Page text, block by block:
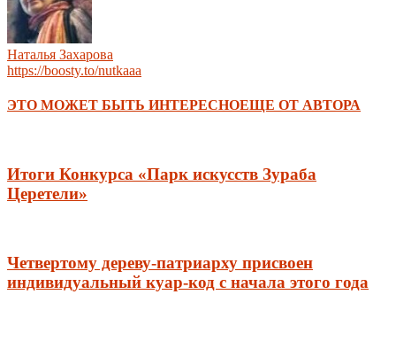
Наталья Захарова
https://boosty.to/nutkaaa
ЭТО МОЖЕТ БЫТЬ ИНТЕРЕСНОЕЩЕ ОТ АВТОРА
Итоги Конкурса «Парк искусств Зураба
Церетели»
Четвертому дереву-патриарху присвоен
индивидуальный куар-код с начала этого года